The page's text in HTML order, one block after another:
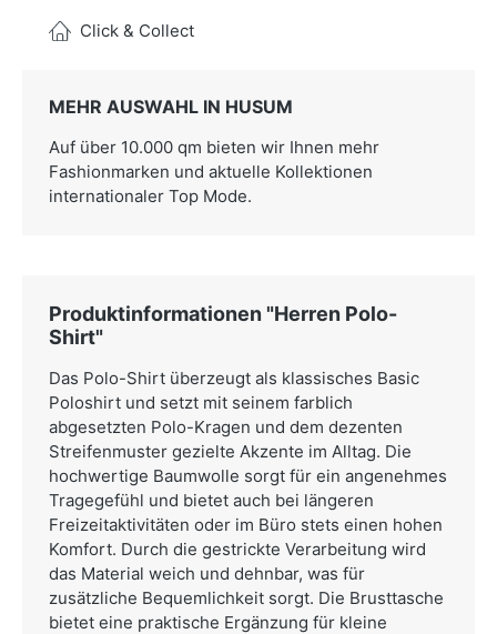
Click & Collect
MEHR AUSWAHL IN HUSUM
Auf über 10.000 qm bieten wir Ihnen mehr
Fashionmarken und aktuelle Kollektionen
internationaler Top Mode.
Produktinformationen "Herren Polo-
Shirt"
Das Polo-Shirt überzeugt als klassisches Basic
Poloshirt und setzt mit seinem farblich
abgesetzten Polo-Kragen und dem dezenten
Streifenmuster gezielte Akzente im Alltag. Die
hochwertige Baumwolle sorgt für ein angenehmes
Tragegefühl und bietet auch bei längeren
Freizeitaktivitäten oder im Büro stets einen hohen
Komfort. Durch die gestrickte Verarbeitung wird
das Material weich und dehnbar, was für
zusätzliche Bequemlichkeit sorgt. Die Brusttasche
bietet eine praktische Ergänzung für kleine